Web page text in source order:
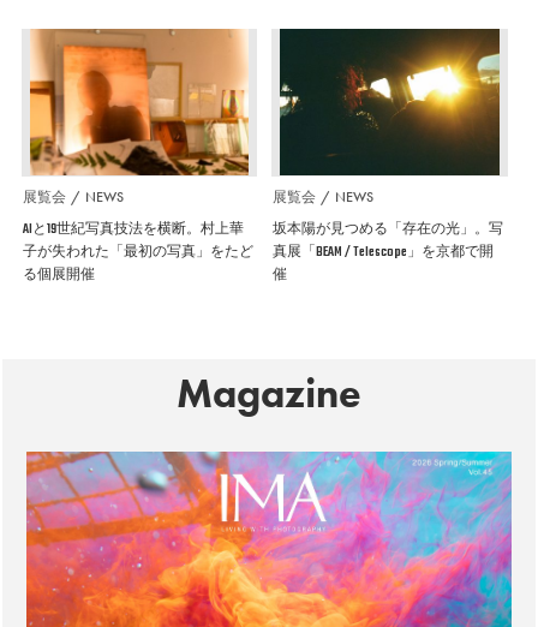
展覧会 NEWS
AIと19世紀写真技法を横断。村上華
子が失われた「最初の写真」をたど
る個展開催
展覧会 NEWS
坂本陽が見つめる「存在の光」。写
真展「BEAM / Telescope」を京都で開
催
Magazine